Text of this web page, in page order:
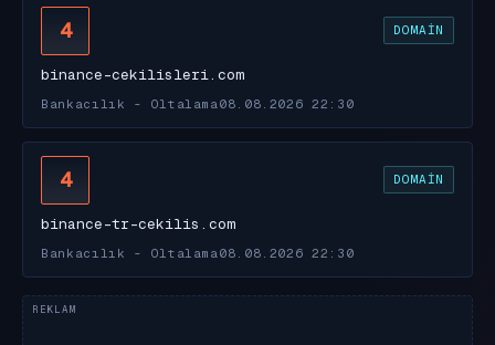
4 DOMAIN
binance-cekilisleri.com
Bankacılık - Oltalama 08.08.2026 22:30
4 DOMAIN
binance-tr-cekilis.com
Bankacılık - Oltalama 08.08.2026 22:30